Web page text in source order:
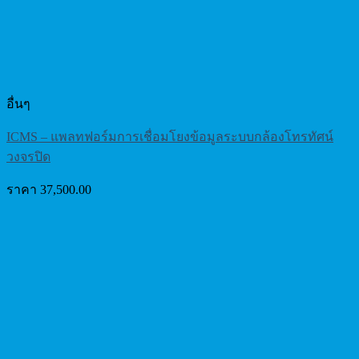
อื่นๆ
ICMS – แพลทฟอร์มการเชื่อมโยงข้อมูลระบบกล้องโทรทัศน์
วงจรปิด
ราคา 37,500.00